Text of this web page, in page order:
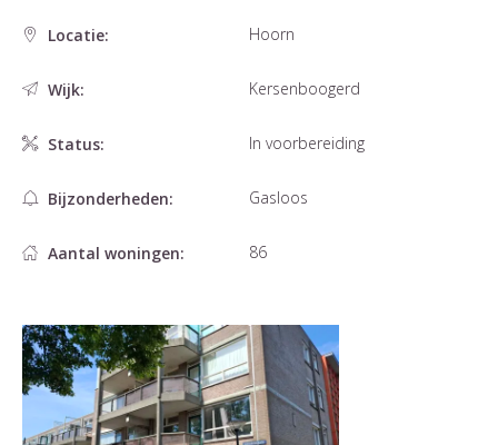
Locatie: Hoorn
Wijk: Kersenboogerd
Status: In voorbereiding
Bijzonderheden: Gasloos
Aantal woningen: 86